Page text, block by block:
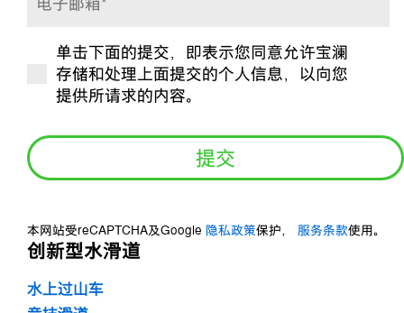
电
阅？
*
单击下面的提交，即表示您同意允许宝澜
存储和处理上面提交的个人信息，以向您
提供所请求的内容。
本网站受reCAPTCHA及Google 隐私政策保护， 服务条款使用。
创新型水滑道
水上过山车